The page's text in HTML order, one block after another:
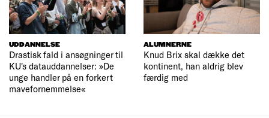
UDDANNELSE
Drastisk fald i ansøgninger til
KU's datauddannelser: »De
unge handler på en forkert
mavefornemmelse«
ALUMNERNE
Knud Brix skal dække det
kontinent, han aldrig blev
færdig med